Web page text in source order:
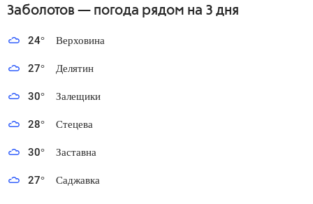
Заболотов — погода рядом на 3 дня
24° Верховина
27° Делятин
30° Залещики
28° Стецева
30° Заставна
27° Саджавка